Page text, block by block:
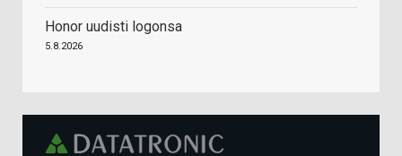
Honor uudisti logonsa
5.8.2026